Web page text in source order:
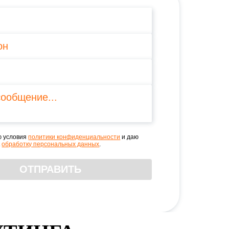
условияполитики конфиденциальности и даю
обработку персональных данных
ОТПРАВИТЬ
данных.
данных.